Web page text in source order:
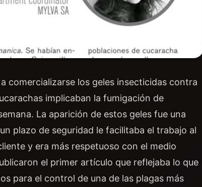
comercializarse los geles insecticidas contra
implicaban la fumigación de
La aparición de estos geles fue una
plazo de seguridad le facilitaba el trabajo al
y era más respetuoso con el medio
el primer artículo que reflejaba lo que
para el control de una de las plagas más